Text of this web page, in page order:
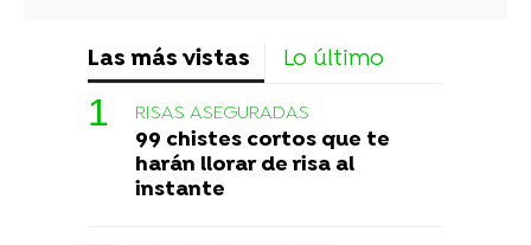
Las más vistas Lo último
RISAS ASEGURADAS
99 chistes cortos que te
harán llorar de risa al
instante